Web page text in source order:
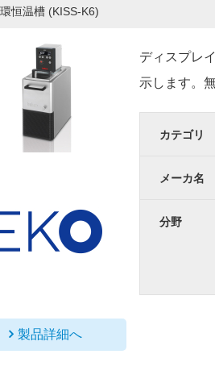
恒温槽 (KISS-K6)
製品詳細へ
ディスプレ
示します。
カテゴリ
メーカ名
分野